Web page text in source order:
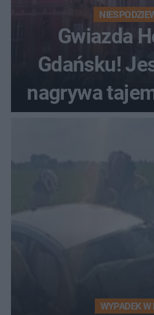
Gwiazda
Gdańsku!
nagrywa
WYPADEK